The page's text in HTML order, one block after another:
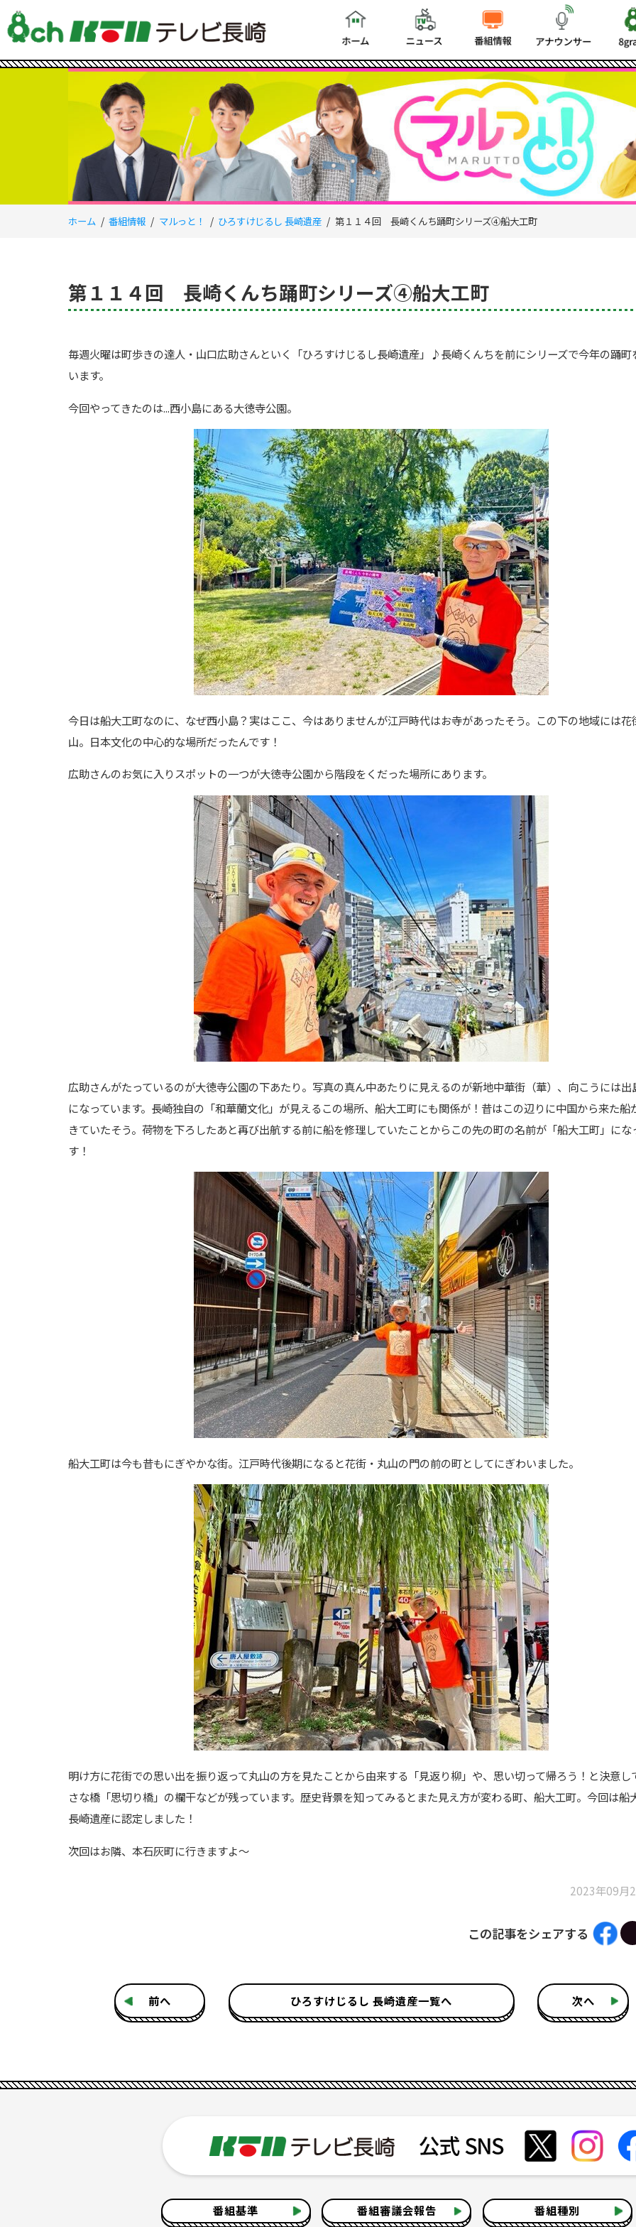
ホーム 番組情報 マルっと！ ひろすけじるし 長崎遺産 第１１４回 長崎くんち踊町シリーズ④船大工町
第１１４回 長崎くんち踊町シリーズ④船大工町
毎週火曜は町歩きの達人・山口広助さんといく「ひろすけじるし長崎遺産」♪長崎くんちを前にシリーズで今年の踊町
います。
今回やってきたのは...西小島にある大徳寺公園。
今日は船大工町なのに、なぜ西小島？実はここ、今はありませんが江戸時代はお寺があったそう。この下の地域には花
山。日本文化の中心的な場所だったんです！
広助さんのお気に入りスポットの一つが大徳寺公園から階段をくだった場所にあります。
広助さんがたっているのが大徳寺公園の下あたり。写真の真ん中あたりに見えるのが新地中華街（華）、向こうには出
になっています。長崎独自の「和華蘭文化」が見えるこの場所、船大工町にも関係が！昔はこの辺りに中国から来た船
きていたそう。荷物を下ろしたあと再び出航する前に船を修理していたことからこの先の町の名前が「船大工町」にな
す！
船大工町は今も昔もにぎやかな街。江戸時代後期になると花街・丸山の門の前の町としてにぎわいました。
明け方に花街での思い出を振り返って丸山の方を見たことから由来する「見返り柳」や、思い切って帰ろう！と決意し
さな橋「思切り橋」の欄干などが残っています。歴史背景を知ってみるとまた見え方が変わる町、船大工町。今回は船
長崎遺産に認定しました！
次回はお隣、本石灰町に行きますよ～
2023年09月
この記事をシェアする
前へ ひろすけじるし 長崎遺産一覧へ 次へ
番組基準 番組審議会報告 番組種別